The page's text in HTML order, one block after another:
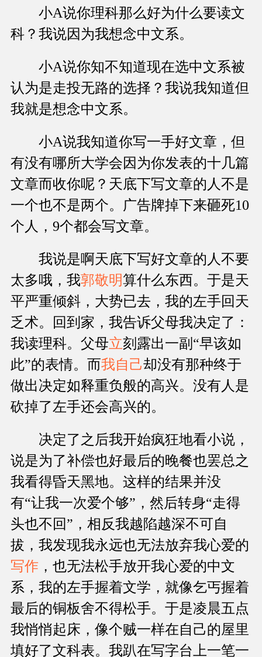
小A说你理科那么好为什么要读文
科？我说因为我想念中文系。
小A说你知不知道现在选中文系被
认为是走投无路的选择？我说我知道但
我就是想念中文系。
小A说我知道你写一手好文章，但
有没有哪所大学会因为你发表的十几篇
文章而收你呢？天底下写文章的人不是
一个也不是两个。广告牌掉下来砸死10
个人，9个都会写文章。
我说是啊天底下写好文章的人不要
太多哦，我郭敬明算什么东西。于是天
平严重倾斜，大势已去，我的左手回天
乏术。回到家，我告诉父母我决定了：
我读理科。父母立刻露出一副“早该如
此”的表情。而我自己却没有那种终于
做出决定如释重负般的高兴。没有人是
砍掉了左手还会高兴的。
决定了之后我开始疯狂地看小说，
说是为了补偿也好最后的晚餐也罢总之
我看得昏天黑地。这样的结果并没
有“让我一次爱个够”，然后转身“走得
头也不回”，相反我越陷越深不可自
拔，我发现我永远也无法放弃我心爱的
写作 ，也无法松手放开我心爱的中文
系，我的左手握着文学，就像乞丐握着
最后的铜板舍不得松手。于是凌晨五点
我悄悄起床，像个贼一样在自己的屋里
填好了文科表。我趴在写字台上一笔一